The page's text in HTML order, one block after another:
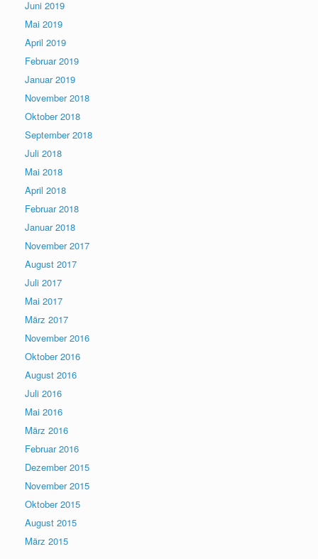
Juni 2019
Mai 2019
April 2019
Februar 2019
Januar 2019
November 2018
Oktober 2018
September 2018
Juli 2018
Mai 2018
April 2018
Februar 2018
Januar 2018
November 2017
August 2017
Juli 2017
Mai 2017
März 2017
November 2016
Oktober 2016
August 2016
Juli 2016
Mai 2016
März 2016
Februar 2016
Dezember 2015
November 2015
Oktober 2015
August 2015
März 2015